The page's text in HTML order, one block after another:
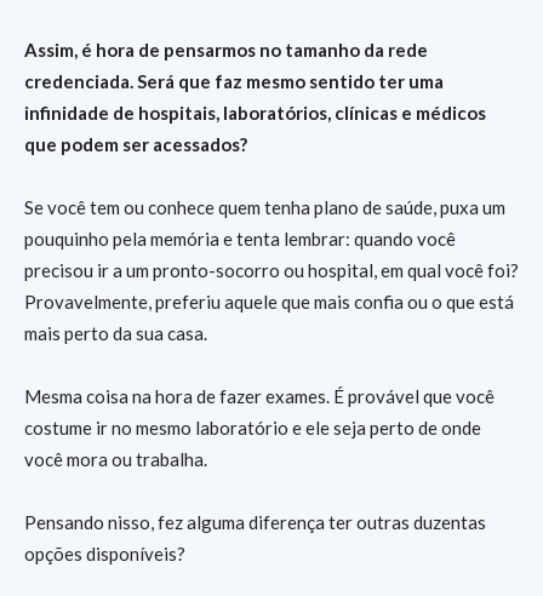
Assim, é hora de pensarmos no tamanho da rede
credenciada. Será que faz mesmo sentido ter uma
infinidade de hospitais, laboratórios, clínicas e médicos
que podem ser acessados?
Se você tem ou conhece quem tenha plano de saúde, puxa um
pouquinho pela memória e tenta lembrar: quando você
precisou ir a um pronto-socorro ou hospital, em qual você foi?
Provavelmente, preferiu aquele que mais confia ou o que está
mais perto da sua casa.
Mesma coisa na hora de fazer exames. É provável que você
costume ir no mesmo laboratório e ele seja perto de onde
você mora ou trabalha.
Pensando nisso, fez alguma diferença ter outras duzentas
opções disponíveis?